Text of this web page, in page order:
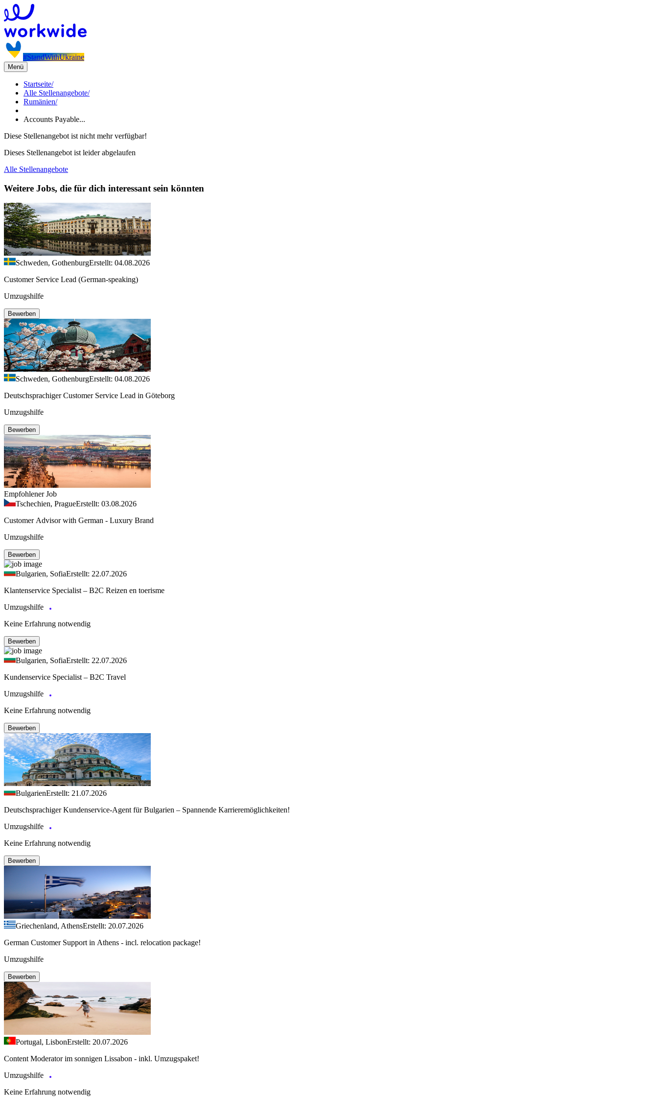
#StandWithUkraine
Menü
Startseite/
Alle Stellenangebote/
Rumänien/
Accounts Payable...
Diese Stellenangebot ist nicht mehr verfügbar!
Dieses Stellenangebot ist leider abgelaufen
Alle Stellenangebote
Weitere Jobs, die für dich interessant sein könnten
Schweden, GothenburgErstellt: 04.08.2026
Customer Service Lead (German-speaking)
Umzugshilfe
Bewerben
Schweden, GothenburgErstellt: 04.08.2026
Deutschsprachiger Customer Service Lead in Göteborg
Umzugshilfe
Bewerben
Empfohlener Job
Tschechien, PragueErstellt: 03.08.2026
Customer Advisor with German - Luxury Brand
Umzugshilfe
Bewerben
Bulgarien, SofiaErstellt: 22.07.2026
Klantenservice Specialist – B2C Reizen en toerisme
Umzugshilfe
Keine Erfahrung notwendig
Bewerben
Bulgarien, SofiaErstellt: 22.07.2026
Kundenservice Specialist – B2C Travel
Umzugshilfe
Keine Erfahrung notwendig
Bewerben
BulgarienErstellt: 21.07.2026
Deutschsprachiger Kundenservice-Agent für Bulgarien – Spannende Karrieremöglichkeiten!
Umzugshilfe
Keine Erfahrung notwendig
Bewerben
Griechenland, AthensErstellt: 20.07.2026
German Customer Support in Athens - incl. relocation package!
Umzugshilfe
Bewerben
Portugal, LisbonErstellt: 20.07.2026
Content Moderator im sonnigen Lissabon - inkl. Umzugspaket!
Umzugshilfe
Keine Erfahrung notwendig